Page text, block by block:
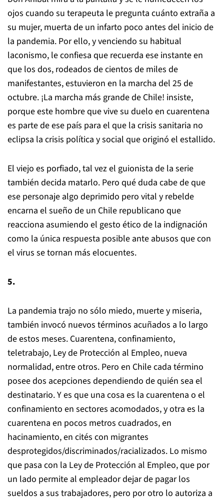
ojos cuando su terapeuta le pregunta cuánto extraña a
su mujer, muerta de un infarto poco antes del inicio de
la pandemia. Por ello, y venciendo su habitual
laconismo, le confiesa que recuerda ese instante en
que los dos, rodeados de cientos de miles de
manifestantes, estuvieron en la marcha del 25 de
octubre. ¡La marcha más grande de Chile! insiste,
porque este hombre que vive su duelo en cuarentena
es parte de ese país para el que la crisis sanitaria no
eclipsa la crisis política y social que originó el estallido.
El viejo es porfiado, tal vez el guionista de la serie
también decida matarlo. Pero qué duda cabe de que
ese personaje algo deprimido pero vital y rebelde
encarna el sueño de un Chile republicano que
reacciona asumiendo el gesto ético de la indignación
como la única respuesta posible ante abusos que con
el virus se tornan más elocuentes.
5.
La pandemia trajo no sólo miedo, muerte y miseria,
también invocó nuevos términos acuñados a lo largo
de estos meses. Cuarentena, confinamiento,
teletrabajo, Ley de Protección al Empleo, nueva
normalidad, entre otros. Pero en Chile cada término
posee dos acepciones dependiendo de quién sea el
destinatario. Y es que una cosa es la cuarentena o el
confinamiento en sectores acomodados, y otra es la
cuarentena en pocos metros cuadrados, en
hacinamiento, en cités con migrantes
desprotegidos/discriminados/racializados. Lo mismo
que pasa con la Ley de Protección al Empleo, que por
un lado permite al empleador dejar de pagar los
sueldos a sus trabajadores, pero por otro lo autoriza a